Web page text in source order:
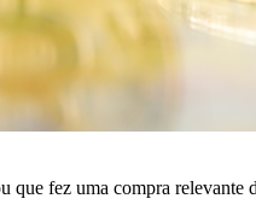
que fez uma compra relevante